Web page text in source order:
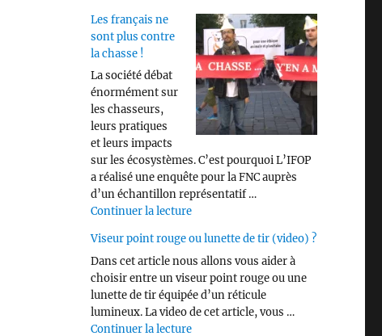
Les français ne
sont plus contre
la chasse !
La société débat
énormément sur
les chasseurs,
leurs pratiques
et leurs impacts
sur les écosystèmes. C’est pourquoi L’IFOP
a réalisé une enquête pour la FNC auprès
d’un échantillon représentatif …
Continuer la lecturede « Les français ne sont plus contre
Viseur point rouge ou lunette de tir (video) ?
Dans cet article nous allons vous aider à
choisir entre un viseur point rouge ou une
lunette de tir équipée d’un réticule
lumineux. La video de cet article, vous …
Continuer la lecturede « Viseur point rouge ou lunette